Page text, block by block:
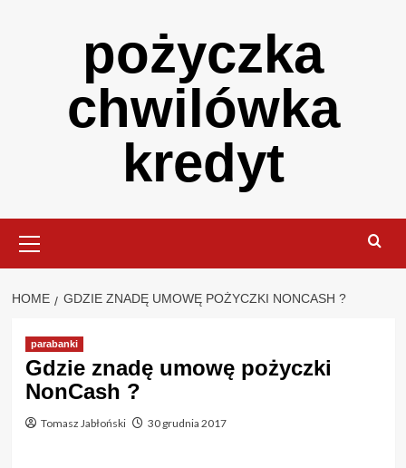
pożyczka
chwilówka
kredyt
Menu
HOME GDZIE ZNADĘ UMOWĘ POŻYCZKI NONCASH ?
parabanki
Gdzie znadę umowę pożyczki
NonCash ?
Tomasz Jabłoński 30 grudnia 2017